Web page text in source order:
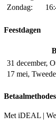
Zondag:
Feestdagen
31 december,
17 mei,
Betaalmethodes
Met iDEAL |